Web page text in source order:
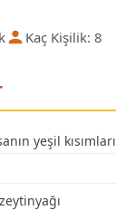
Kaç Kişilik: 8
yeşil kısımları